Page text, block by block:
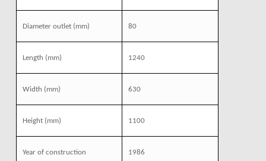
Diameter outlet(mm) 80
Length (mm) 1240
Width (mm) 630
Height(mm) 1100
Year of construction 1986